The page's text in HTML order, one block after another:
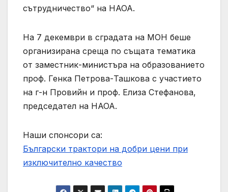
сътрудничество“ на НАОА.
На 7 декември в сградата на МОН беше
организирана среща по същата тематика
от заместник-министъра на образованието
проф. Генка Петрова-Ташкова с участието
на г-н Провийн и проф. Елиза Стефанова,
председател на НАОА.
Наши спонсори са:
Български трактори на добри цени при
изключително качество